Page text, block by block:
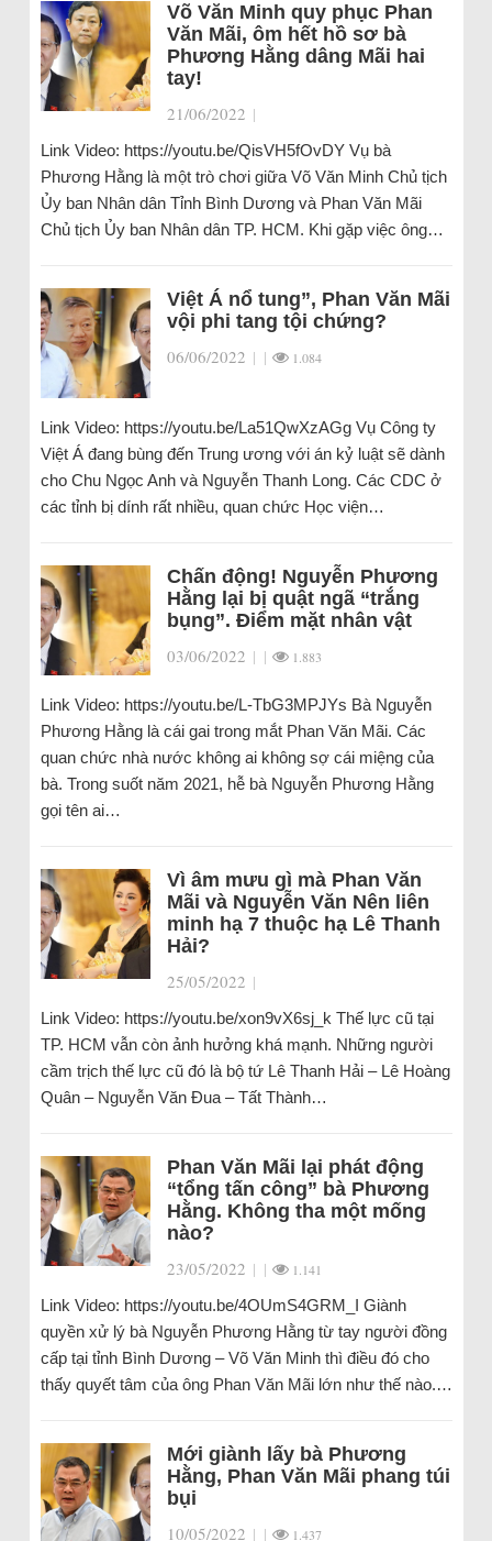
Võ Văn Minh quy phục Phan
Văn Mãi, ôm hết hồ sơ bà
Phương Hằng dâng Mãi hai
tay!
21/06/2022 |
Link Video: https://youtu.be/QisVH5fOvDY Vụ bà
Phương Hằng là một trò chơi giữa Võ Văn Minh Chủ tịch
Ủy ban Nhân dân Tỉnh Bình Dương và Phan Văn Mãi
Chủ tịch Ủy ban Nhân dân TP. HCM. Khi gặp việc ông…
Việt Á nổ tung”, Phan Văn Mãi
vội phi tang tội chứng?
06/06/2022 | | 1.084
Link Video: https://youtu.be/La51QwXzAGg Vụ Công ty
Việt Á đang bùng đến Trung ương với án kỷ luật sẽ dành
cho Chu Ngọc Anh và Nguyễn Thanh Long. Các CDC ở
các tỉnh bị dính rất nhiều, quan chức Học viện…
Chấn động! Nguyễn Phương
Hằng lại bị quật ngã “trắng
bụng”. Điểm mặt nhân vật
03/06/2022 | | 1.883
Link Video: https://youtu.be/L-TbG3MPJYs Bà Nguyễn
Phương Hằng là cái gai trong mắt Phan Văn Mãi. Các
quan chức nhà nước không ai không sợ cái miệng của
bà. Trong suốt năm 2021, hễ bà Nguyễn Phương Hằng
gọi tên ai…
Vì âm mưu gì mà Phan Văn
Mãi và Nguyễn Văn Nên liên
minh hạ 7 thuộc hạ Lê Thanh
Hải?
25/05/2022 |
Link Video: https://youtu.be/xon9vX6sj_k Thế lực cũ tại
TP. HCM vẫn còn ảnh hưởng khá mạnh. Những người
cầm trịch thế lực cũ đó là bộ tứ Lê Thanh Hải – Lê Hoàng
Quân – Nguyễn Văn Đua – Tất Thành…
Phan Văn Mãi lại phát động
“tổng tấn công” bà Phương
Hằng. Không tha một mống
nào?
23/05/2022 | | 1.141
Link Video: https://youtu.be/4OUmS4GRM_I Giành
quyền xử lý bà Nguyễn Phương Hằng từ tay người đồng
cấp tại tỉnh Bình Dương – Võ Văn Minh thì điều đó cho
thấy quyết tâm của ông Phan Văn Mãi lớn như thế nào.…
Mới giành lấy bà Phương
Hằng, Phan Văn Mãi phang túi
bụi
10/05/2022 | | 1.437